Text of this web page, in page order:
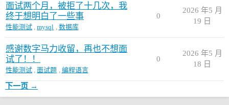
面试两个月，被拒了十几次，我
终于想明白了一些事
性能测试 ,mysql , 数据库
0
2026 年5 月
19 日
感谢数字马力收留，再也不想面
试了！！
性能测试 ,面试题 , 编程语言
0
2026 年5 月
18 日
下一页 →